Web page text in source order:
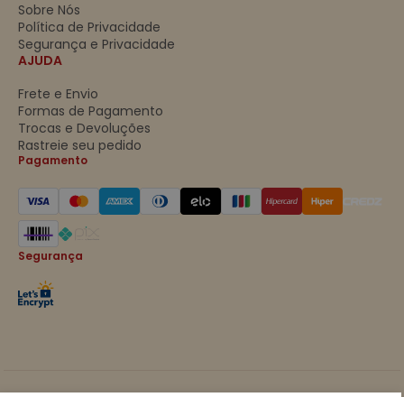
Sobre Nós
Política de Privacidade
Segurança e Privacidade
AJUDA
Frete e Envio
Formas de Pagamento
Trocas e Devoluções
Rastreie seu pedido
Pagamento
Segurança